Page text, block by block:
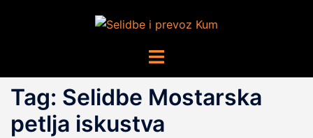
Toggle
Tag: Selidbe Mostarska
petlja iskustva